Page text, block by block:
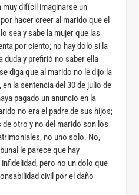
difícil imaginarse un
hacer creer al marido que el
sea y sabe la mujer que las
por ciento; no hay dolo si la
duda y prefirió no saber ella
diga que al marido no le dijo la
la sentencia del 30 de julio de
pagado un anuncio en la
no era el padre de sus hijos;
otro y no del marido son los
no uno solo. No,
le parece que hay
pero no un dolo que
civil por el daño